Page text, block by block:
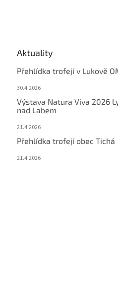
Aktuality
Přehlídka trofejí v Lukově
30.4.2026
Výstava Natura Viva 2026
nad Labem
21.4.2026
Přehlídka trofejí obec Tichá
21.4.2026